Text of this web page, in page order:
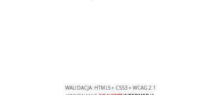
WALIDACJA: HTML5+ CSS3 + WCAG 2.1